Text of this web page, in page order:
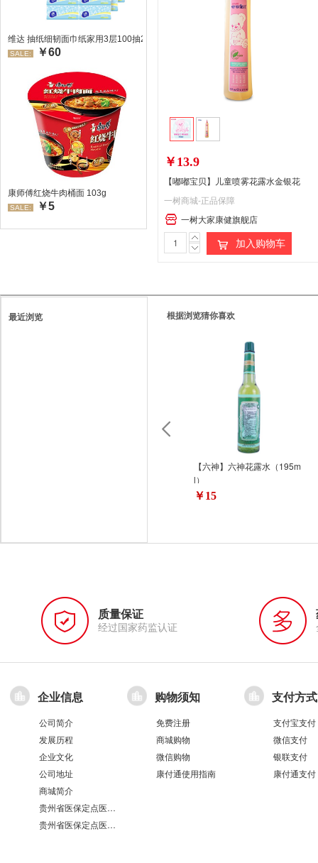
维达 抽纸细韧面巾纸家用3层100抽24包/箱 超值装 偏远地区不发货偏远地区:(含
SALE: ￥60
康师傅红烧牛肉桶面 103g
SALE: ￥5
￥13.9
【嘟嘟宝贝】儿童喷雾花露水金银花
一树商城-正品保障
一树大家康健旗舰店
加入购物车
最近浏览 根据浏览猜你喜欢
【六神】六神花露水（195m
l）
￥15
质量保证
经过国家药监认证
企业信息
公司简介
发展历程
企业文化
公司地址
商城简介
贵州省医保定点医疗机构医保服务情况表（第551分店）
贵州省医保定点医疗机构医保服务情况表（第100分店）
购物须知
免费注册
商城购物
微信购物
康付通使用指南
支付方式
支付宝支付
微信支付
银联支付
康付通支付